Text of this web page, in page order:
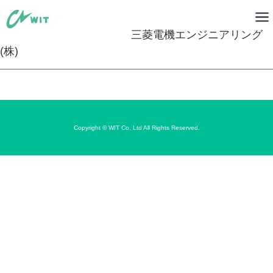
三菱電機エンジニアリング
(株)
Copyright © WIT Co. Ltd All Rights Reserved.